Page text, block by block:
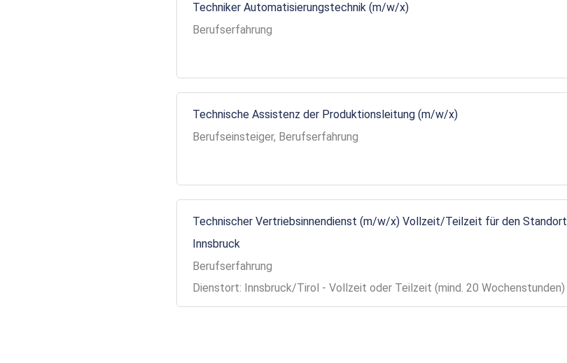
Techniker Automatisierungstechnik (m/w/x)
Berufserfahrung
Technische Assistenz der Produktionsleitung (m/w/x)
Berufseinsteiger, Berufserfahrung
Technischer Vertriebsinnendienst (m/w/x) Vollzeit/Teilzeit für den Standort
Innsbruck
Berufserfahrung
Dienstort: Innsbruck/Tirol - Vollzeit oder Teilzeit (mind. 20 Wochenstunden)